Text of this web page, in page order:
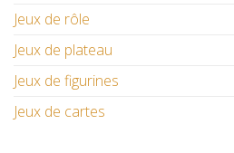
Jeux de rôle
Jeux de plateau
Jeux de figurines
Jeux de cartes